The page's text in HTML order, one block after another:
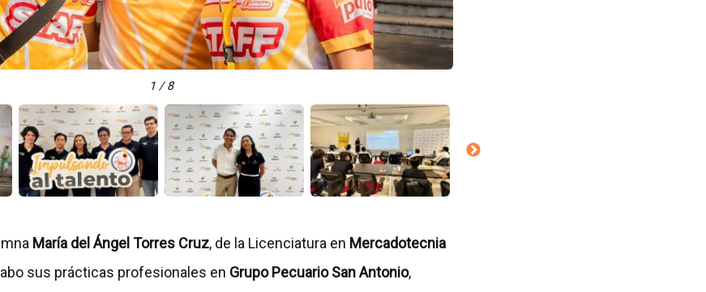
1 / 8
María del Ángel Torres Cruz, de la Licenciatura en Mercadotecnia
sus prácticas profesionales en Grupo Pecuario San Antonio,